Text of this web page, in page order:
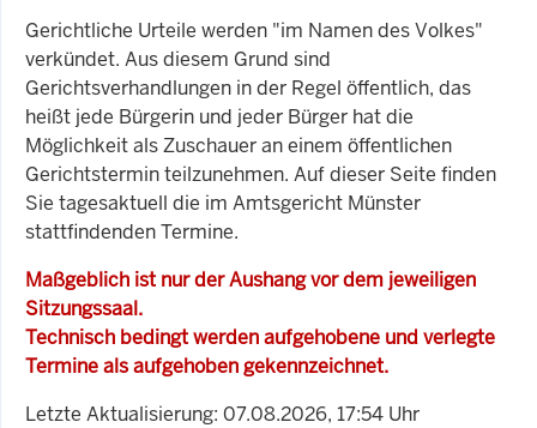
Gerichtliche Urteile werden "im Namen des Volkes"
verkündet. Aus diesem Grund sind
Gerichtsverhandlungen in der Regel öffentlich, das
heißt jede Bürgerin und jeder Bürger hat die
Möglichkeit als Zuschauer an einem öffentlichen
Gerichtstermin teilzunehmen. Auf dieser Seite finden
Sie tagesaktuell die im Amtsgericht Münster
stattfindenden Termine.
Maßgeblich ist nur der Aushang vor dem jeweiligen
Sitzungssaal.
Technisch bedingt werden aufgehobene und verlegte
Termine als aufgehoben gekennzeichnet.
Letzte Aktualisierung: 07.08.2026, 17:54 Uhr